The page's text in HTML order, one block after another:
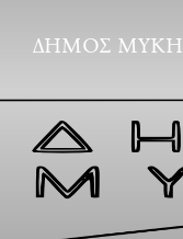
ΔΗΜΟΣ